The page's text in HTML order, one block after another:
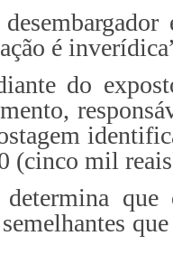
é
do
(cinco mil